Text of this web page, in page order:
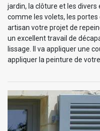
jardin, la clôture et les
comme les volets, les
artisan votre projet de
un excellent travail de
lissage. Il va appliquer une
appliquer la peinture de